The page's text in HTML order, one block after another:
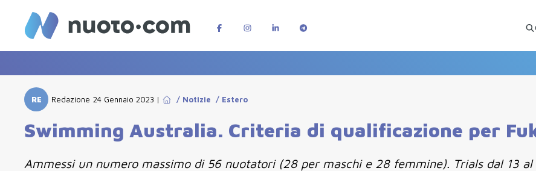
RE Redazione 24 Gennaio 2023 | / Notizie / Estero
Swimming Australia. Criteria di qualificazione per
Ammessi un numero massimo di 56 nuotatori (28 per maschi e 28 femmine). Trials dal 13 al